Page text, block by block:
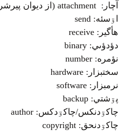
آچار: attachment (از دیوان پیرشرفشا)
اۊسئه: send
هأگير: receive
دؤدؤىي: binary
نؤمره: number
سختبزار: hardware
نرمبزار: software
پۊشتي: backup
چاکۊدنکس/چاکۊدکس: author
چاکۊدنحق: copyright